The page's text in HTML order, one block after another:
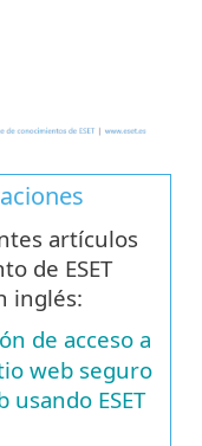
artículos
de ESET
inglés:
de acceso a
web seguro
ESET